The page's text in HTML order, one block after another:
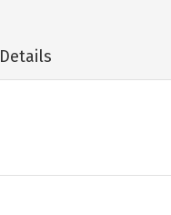
Details